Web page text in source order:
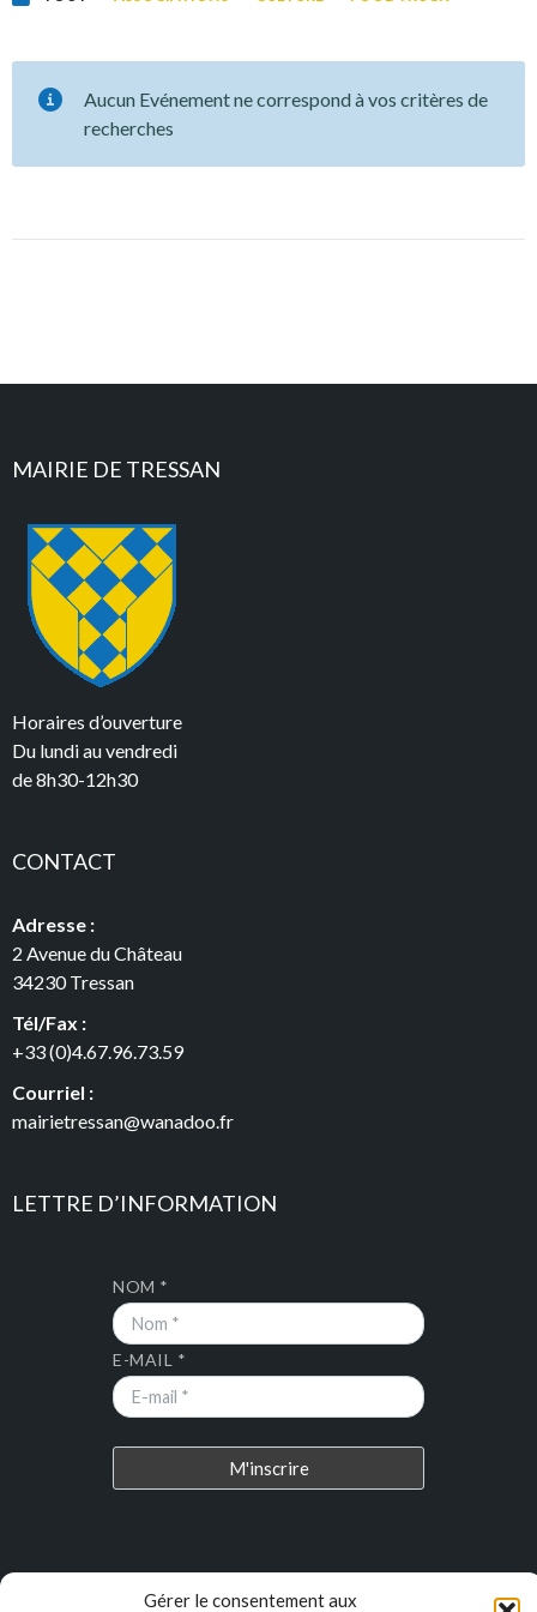
Gérer le consentement aux
Aucun Evénement ne correspond à vos critères de
recherches
MAIRIE DE TRESSAN
Horaires d’ouverture
Du lundi au vendredi
de 8h30-12h30
CONTACT
Adresse :
2 Avenue du Château
34230 Tressan
Tél/Fax :
+33 (0)4.67.96.73.59
Courriel :
mairietressan@wanadoo.fr
LETTRE D’INFORMATION
NOM *
E-MAIL *
DERNIERS ARTICLES